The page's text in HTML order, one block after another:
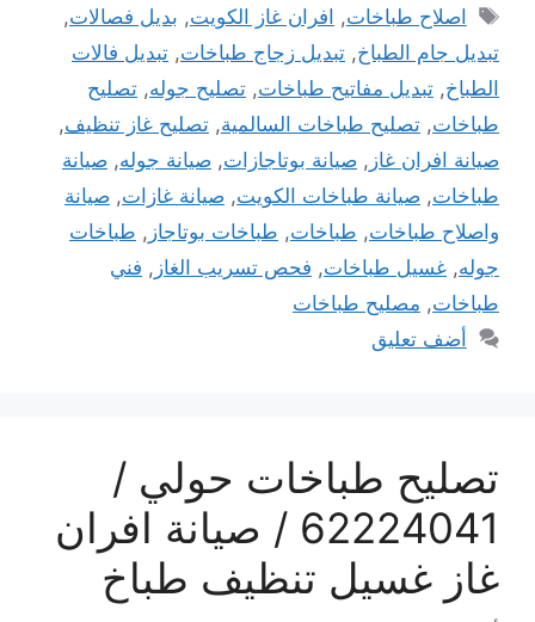
الوسوم
اصلاح طباخات, افران غاز الكويت, بديل فصالات,
تبديل جام الطباخ, تبديل زجاج طباخات, تبديل فالات
الطباخ, تبديل مفاتيح طباخات, تصليح جوله, تصليح
طباخات, تصليح طباخات السالمية, تصليح غاز تنظيف,
صيانة افران غاز , صيانة بوتاجازات, صيانة جوله, صيانة
طباخات, صيانة طباخات الكويت, صيانة غازات, صيانة
واصلاح طباخات, طباخات, طباخات بوتاجاز , طباخات
جوله, غسيل طباخات, فحص تسريب الغاز , فني
طباخات, مصليح طباخات
أضف تعليق
تصليح طباخات حولي /
62224041 / صيانة افران
غاز غسيل تنظيف طباخ